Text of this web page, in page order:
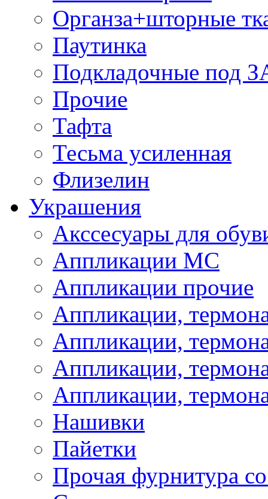
Органза+шторные
Паутинка
Подкладочные под
Прочие
Тафта
Тесьма усиленная
Флизелин
Украшения
Акссесуары для
Аппликации МС
Аппликации прочие
Аппликации,
Аппликации,
Аппликации,
Аппликации,
Нашивки
Пайетки
Прочая фурнитура